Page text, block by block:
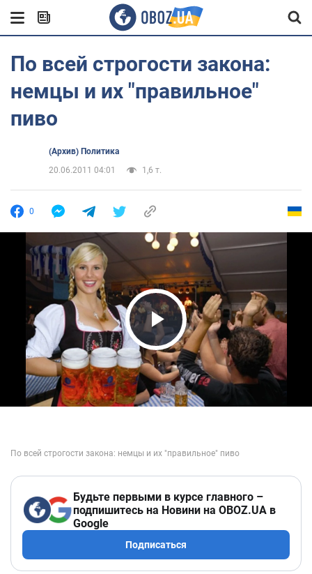
По всей строгости закона:
немцы и их "правильное"
пиво
(Архив) Политика
20.06.2011 04:01
1,6 т.
0
Play Video
Будьте первыми в курсе главного –
подпишитесь на Новини на OBOZ.UA в
Google
Подписаться